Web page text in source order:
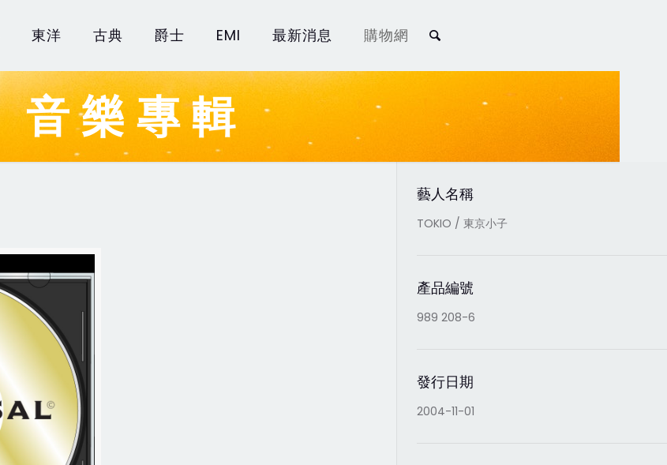
東洋 古典 爵士 EMI 最新消息 購物網
音樂專輯
藝人名稱
TOKIO / 東京小子
產品編號
989 208-6
發行日期
2004-11-01